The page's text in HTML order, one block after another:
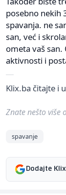
posebno nekih
spavanja. ne
san, već i
ometa vaš
aktivnosti i
Klix.ba čitajte i
Znate nešto više
spavanje
Dodajte